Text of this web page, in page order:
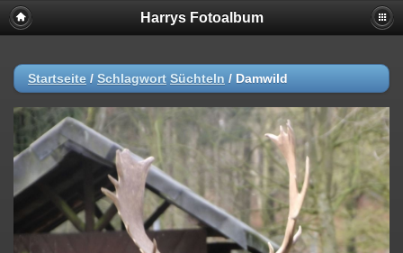
Harrys Fotoalbum
Startseite / Schlagwort Süchteln / Damwild